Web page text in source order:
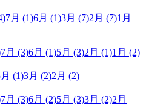
7月 (1)6月 (1)3月 (7)2月 (7)1月
7月 (3)6月 (1)5月 (3)2月 (1)1月 (2)
(1)3月 (2)2月 (2)
7月 (3)6月 (2)5月 (3)3月 (2)2月